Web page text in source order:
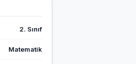
2. Sınıf
Matematik